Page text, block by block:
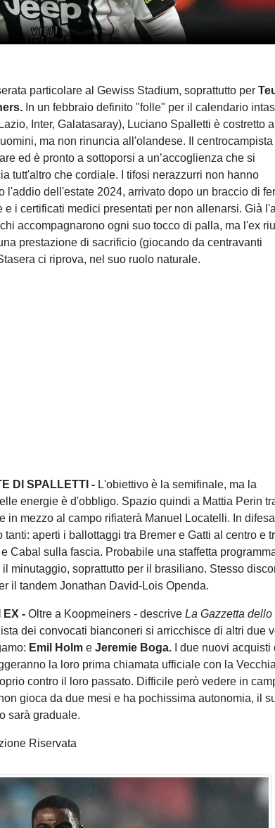
particolare al Gewiss Stadium, soprattutto per
In un febbraio definito "folle" per il calendario
Inter, Galatasaray), Luciano Spalletti è costretto a
ma non rinuncia all'olandese. Il centrocampista
ed è pronto a sottoporsi a un’accoglienza che si
tutt'altro che cordiale. I tifosi nerazzurri non hanno
l'addio dell'estate 2024, arrivato dopo un braccio di
e i certificati medici presentati per non allenarsi. Già
accompagnarono ogni suo tocco di palla, ma l'ex
prestazione di sacrificio (giocando da centravanti
ci riprova, nel suo ruolo naturale.
DI SPALLETTI - L'obiettivo è la semifinale, ma la
energie è d'obbligo. Spazio quindi a Mattia Perin
in mezzo al campo rifiaterà Manuel Locatelli. In
tanti: aperti i ballottaggi tra Bremer e Gatti al centro e
Cabal sulla fascia. Probabile una staffetta
il minutaggio, soprattutto per il brasiliano. Stesso
il tandem Jonathan David-Lois Openda.
EX - Oltre a Koopmeiners - descriveLa Gazzetta dello
dei convocati bianconeri si arricchisce di altri due
Emil Holm eJeremie Boga. I due nuovi acquisti
la loro prima chiamata ufficiale con la Vecchia
contro il loro passato. Difficile però vedere in
gioca da due mesi e ha pochissima autonomia, il
sarà graduale.
Riservata